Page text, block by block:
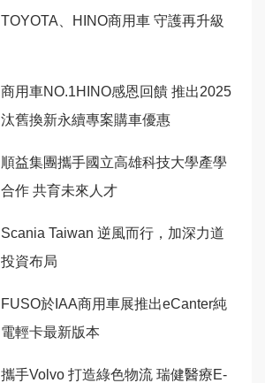
TOYOTA、HINO商用車 守護再升級
商用車NO.1HINO感恩回饋 推出2025
汰舊換新永續專案購車優惠
順益集團攜手國立高雄科技大學產學
合作 共育未來人才
Scania Taiwan 逆風而行，加深力道
投資布局
FUSO於IAA商用車展推出eCanter純
電輕卡最新版本
攜手Volvo 打造綠色物流 瑞健醫療E-